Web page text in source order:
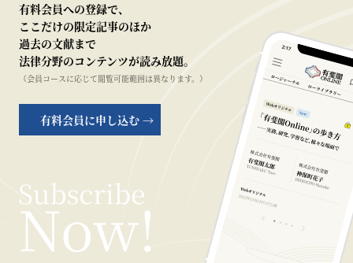
有料会員への登録で、
ここだけの限定記事のほか
過去の文献まで
法律分野のコンテンツが読み放題。
（会員コースに応じて閲覧可能範囲は異なります。）
有料会員に申し込む →